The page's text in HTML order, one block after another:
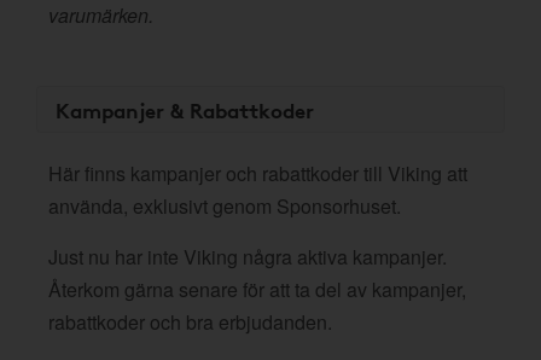
varumärken.
Kampanjer & Rabattkoder
Här finns kampanjer och rabattkoder till Viking att
använda, exklusivt genom Sponsorhuset.
Just nu har inte Viking några aktiva kampanjer.
Återkom gärna senare för att ta del av kampanjer,
rabattkoder och bra erbjudanden.